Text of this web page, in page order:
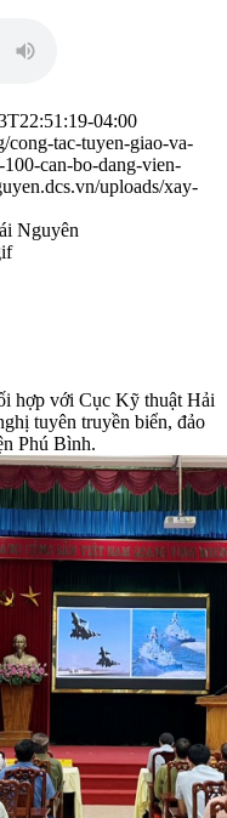
04:00
cong-tac-tuyen-giao-va-
can-bo-dang-vien-
uploads/xay-
Nguyên
hợp với Cục Kỹ thuật Hải
tuyên truyền biển, đảo
Phú Bình.